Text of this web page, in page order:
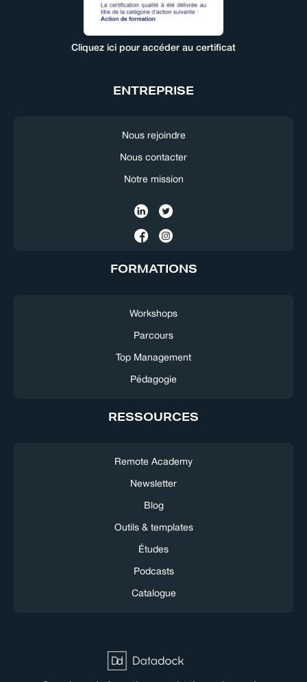
Cliquez ici pour accéder au certificat
ENTREPRISE
Nous rejoindre
Nous contacter
Notre mission
FORMATIONS
Workshops
Parcours
Top Management
Pédagogie
RESSOURCES
Remote Academy
Newsletter
Blog
Outils & templates
Études
Podcasts
Catalogue